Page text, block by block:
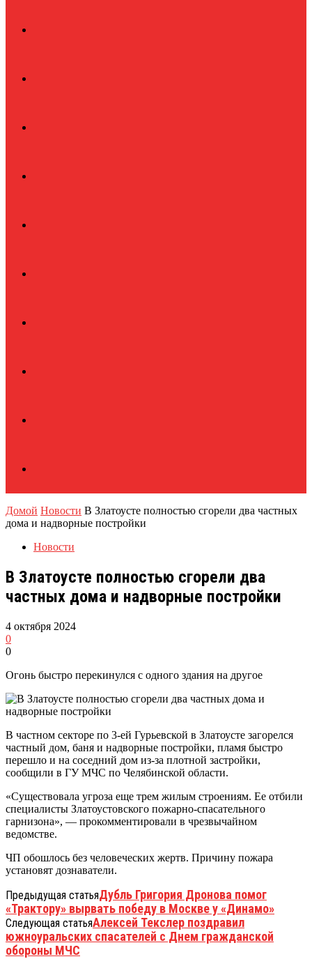
Домой Новости В Златоусте полностью сгорели два частных
дома и надворные постройки
Новости
В Златоусте полностью сгорели два
частных дома и надворные постройки
4 октября 2024
0
0
Огонь быстро перекинулся с одного здания на другое
В частном секторе по 3-ей Гурьевской в Златоусте загорелся
частный дом, баня и надворные постройки, пламя быстро
перешло и на соседний дом из-за плотной застройки,
сообщили в ГУ МЧС по Челябинской области.
«Существовала угроза еще трем жилым строениям. Ее отбили
специалисты Златоустовского пожарно-спасательного
гарнизона», — прокомментировали в чрезвычайном
ведомстве.
ЧП обошлось без человеческих жертв. Причину пожара
установят дознаватели.
Предыдущая статьяДубль Григория Дронова помог
«Трактору» вырвать победу в Москве у «Динамо»
Следующая статьяАлексей Текслер поздравил
южноуральских спасателей с Днем гражданской
обороны МЧС